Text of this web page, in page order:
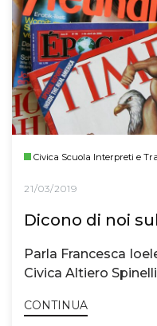
Civica Scuola Interpreti e
21/03/2019
Dicono di noi
Parla Francesca
Civica Altiero Spinelli
CONTINUA